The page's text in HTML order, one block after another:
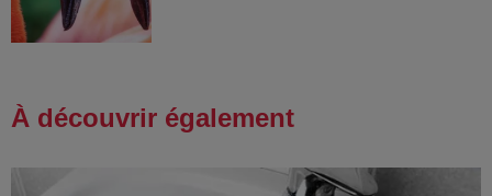
À découvrir également